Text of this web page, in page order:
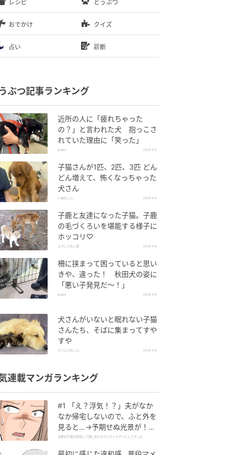
レシピ どうぶつ
おでかけ クイズ
占い 診断
ぶつ記事ランキング
近所の人に「疲れちゃった
の？」と言われた犬 抱っこさ
れていた理由に「笑った」
grape 2026.8.6
子猫さんが1匹、2匹、3匹 どん
どん増えて、怖くなっちゃった
犬さん
いぬのこと。 2026.8.6
子鹿と友達になった子猫。子鹿
の毛づくろいを堪能する様子に
ホッコリ♡
エウレカねこ部 2026.8.6
柵に挟まって困っていると思い
きや、違った！ 秋田犬の姿に
「悪い子発見だ～！」
grape 2026.8.6
犬さんがいないと眠れない子猫
さんたち、そばに集まってすや
すや
どうぶつのこと。 2026.8.6
連載マンガランキング
#1 「え？浮気！？」夫がなか
なか帰宅しないので、ふと外を
見ると…→予期せぬ光景が！｜
旦那の不倫が発覚して頭に来た
旦那の不倫が発覚して頭に来たのでメチャクチャにしてやった